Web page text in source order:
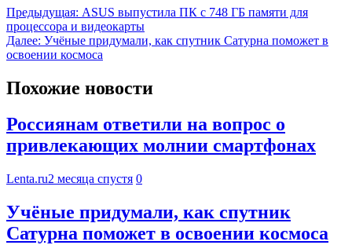
Предыдущая: ASUS выпустила ПК с 748 ГБ памяти для
процессора и видеокарты
Далее: Учёные придумали, как спутник Сатурна поможет в
освоении космоса
Похожие новости
Россиянам ответили на вопрос о
привлекающих молнии смартфонах
Lenta.ru2 месяца спустя 0
Учёные придумали, как спутник
Сатурна поможет в освоении космоса